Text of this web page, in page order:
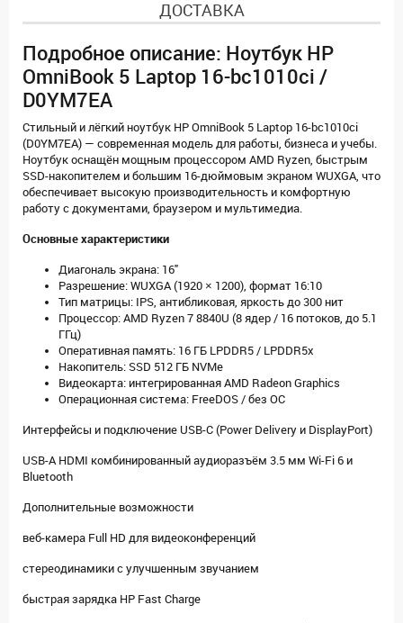
ДОСТАВКА
Подробное описание: Ноутбук HP
OmniBook 5 Laptop 16-bc1010ci /
D0YM7EA
Стильный и лёгкий ноутбук HP OmniBook 5 Laptop 16-bc1010ci
(D0YM7EA) — современная модель для работы, бизнеса и учебы.
Ноутбук оснащён мощным процессором AMD Ryzen, быстрым
SSD-накопителем и большим 16-дюймовым экраном WUXGA, что
обеспечивает высокую производительность и комфортную
работу с документами, браузером и мультимедиа.
Основные характеристики
Диагональ экрана: 16"
Разрешение: WUXGA (1920 × 1200), формат 16:10
Тип матрицы: IPS, антибликовая, яркость до 300 нит
Процессор: AMD Ryzen 7 8840U (8 ядер / 16 потоков, до 5.1
ГГц)
Оперативная память: 16 ГБ LPDDR5 / LPDDR5x
Накопитель: SSD 512 ГБ NVMe
Видеокарта: интегрированная AMD Radeon Graphics
Операционная система: FreeDOS / без ОС
Интерфейсы и подключение USB-C (Power Delivery и DisplayPort)
USB-A HDMI комбинированный аудиоразъём 3.5 мм Wi-Fi 6 и
Bluetooth
Дополнительные возможности
веб-камера Full HD для видеоконференций
стереодинамики с улучшенным звучанием
быстрая зарядка HP Fast Charge